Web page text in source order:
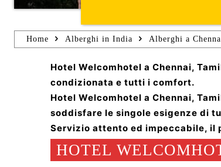
Home Alberghi in India Alberghi a
Hotel Welcomhotel a Chennai,
condizionata e tutti i comfort.
Hotel Welcomhotel a Chennai,
soddisfare le singole esigenze di
Servizio attento ed impeccabile, il
HOTEL